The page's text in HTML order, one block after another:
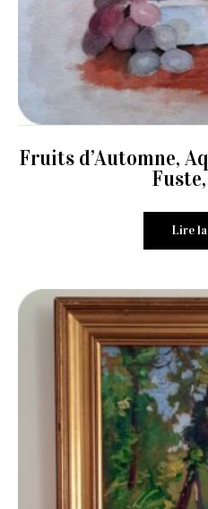
Fruits d’Automne,
Lire